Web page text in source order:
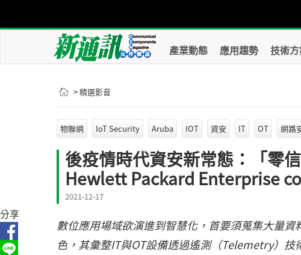
產業動態 應用趨勢 技術
> 精選影音
物聯網 IoT Security Aruba IOT 資安 IT OT 網路
後疫情時代資安新常態：「零
Hewlett Packard Enterprise
2021-12-17
數位應用場域欲演進到智慧化，首要須蒐集大量
色，其彙整IT與OT設備透過遙測（Telemetry）
分享